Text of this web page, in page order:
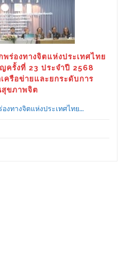
ร่องทางจิตแห่งประเทศไทย
ครั้งที่ 23 ประจำปี 2568
ครือข่ายและยกระดับการ
สุขภาพจิต
งทางจิตแห่งประเทศไทย...